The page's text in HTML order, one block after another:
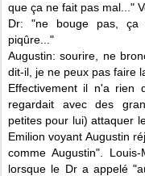
que ça ne fait pas mal..."
Dr: "ne bouge pas, ça
piqûre..."
Augustin: sourire, ne
dit-il, je ne peux pas faire
Effectivement il n'a rien
regardait avec des
petites pour lui) attaquer
Emilion voyant Augustin
comme Augustin".
lorsque le Dr a appelé